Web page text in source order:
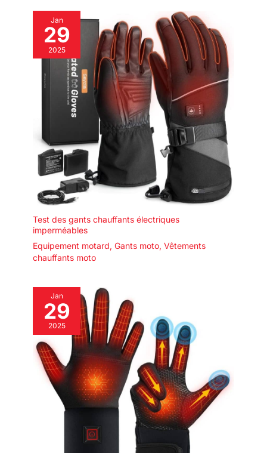
Jan
29
2025
Test des gants chauffants électriques
imperméables
Equipement motard, Gants moto, Vêtements
chauffants moto
Jan
29
2025